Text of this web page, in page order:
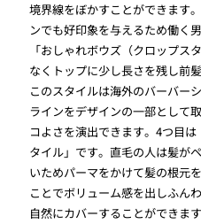
境界線をぼかすことができます
ンでも好印象を与えるため働く
「おしゃれボウズ（クロップス
なくトップに少し長さを残し前
このスタイルは海外のバーバー
ラインをデザインの一部として
コよさを演出できます。4つ目
タイル」です。直毛の人は髪が
いためパーマをかけて髪の根元
ことでボリューム感を出しふん
自然にカバーすることができま